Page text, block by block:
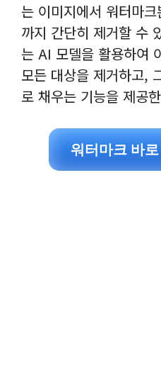
는 이미지에서 워터마
까지 간단히 제거할 수
는 AI 모델을 활용하여
모든 대상을 제거하고,
로 채우는 기능을 제공
워터마크 바로